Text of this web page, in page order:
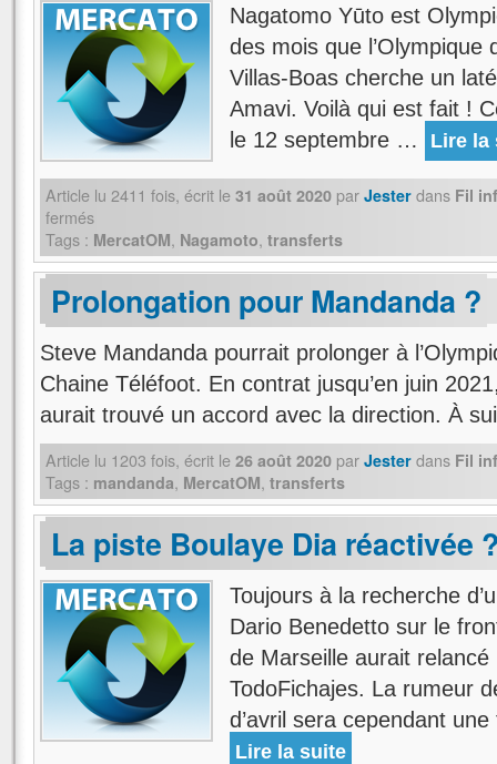
Nagatomo Yūto est
des mois que
Villas-Boas cherche un
Amavi. Voilà qui est fait !
le 12 septembre …
Lire la
Article lu 2411 fois, écrit le 31 août 2020 par Jester dans Fil
fermés
Tags : MercatOM, Nagamoto, transferts
Prolongation pour Mandanda ?
Steve Mandanda pourrait prolonger à
Chaine Téléfoot. En contrat jusqu’en juin
aurait trouvé un accord avec la direction. À
Article lu 1203 fois, écrit le 26 août 2020 par Jester dans Fil
Tags : mandanda, MercatOM, transferts
La piste Boulaye Dia réactivée
Toujours à la recherche
Dario Benedetto sur le
de Marseille aurait
TodoFichajes. La rumeur
d’avril sera cependant
Lire la suite